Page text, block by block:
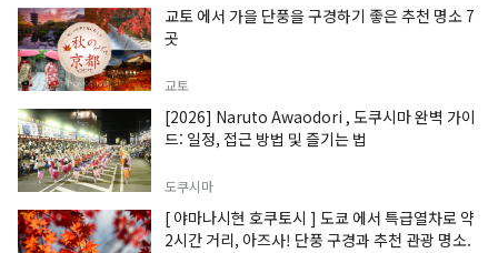
교토 에서 가을 단풍을 구경하기 좋은 추천 명소 7
곳
교토
[2026] Naruto Awaodori , 도쿠시마 완벽 가이
드: 일정, 접근 방법 및 즐기는 법
도쿠시마
[ 야마나시현 호쿠토시 ] 도쿄 에서 특급열차로 약
2시간 거리, 아즈사! 단풍 구경과 추천 관광 명소.